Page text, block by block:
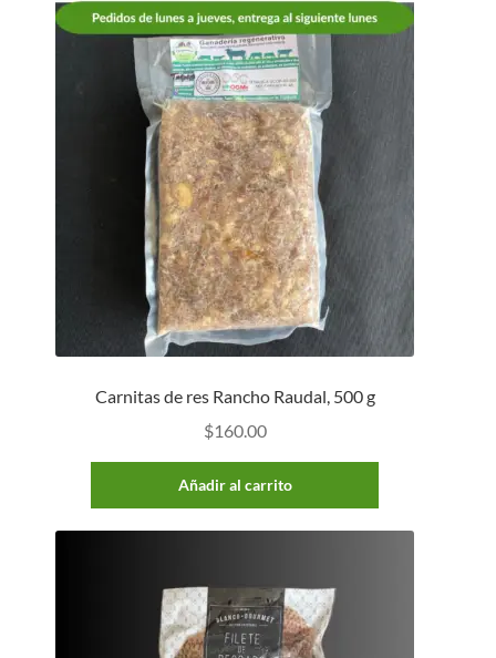
Carnitas de res Rancho Raudal, 500 g
$160.00
Añadir al carrito